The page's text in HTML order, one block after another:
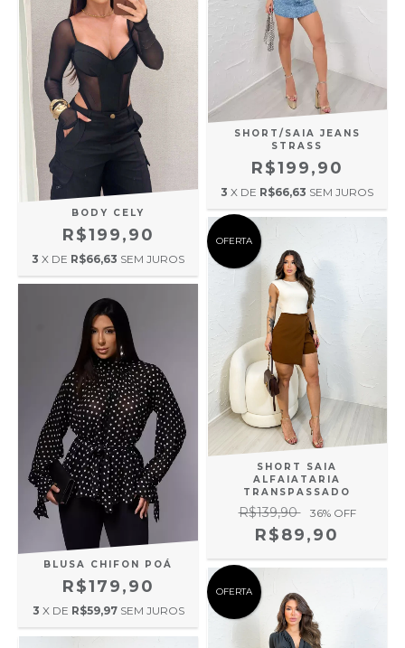
BODY CELY
R$199,90
3 X DE R$66,63 SEM JUROS
SHORT/SAIA JEANS
STRASS
R$199,90
3 X DE R$66,63 SEM JUROS
BLUSA CHIFON POÁ
R$179,90
3 X DE R$59,97 SEM JUROS
OFERTA
SHORT SAIA
ALFAIATARIA
TRANSPASSADO
R$139,90 36% OFF
R$89,90
OFERTA